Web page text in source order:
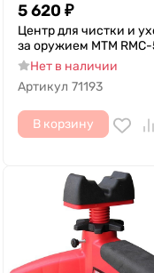
5 620 ₽
Центр для чистки и
за оружием MTM
Нет в наличии
Артикул 71193
В корзину